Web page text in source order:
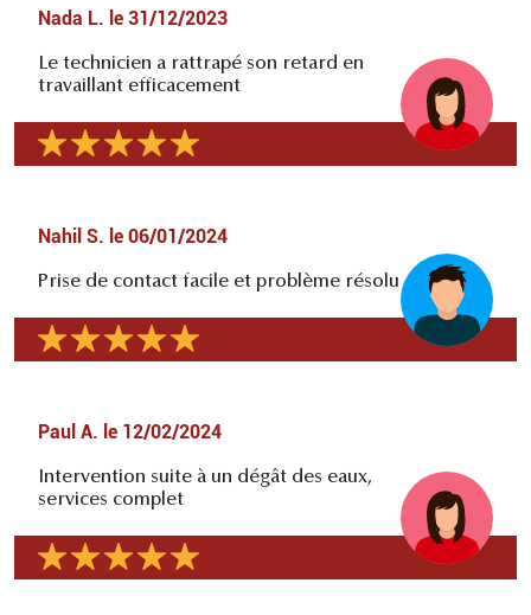
Nada L. le 31/12/2023
Le technicien a rattrapé son retard en
travaillant efficacement
Nahil S. le 06/01/2024
Prise de contact facile et problème résolu
Paul A. le 12/02/2024
Intervention suite à un dégât des eaux,
services complet